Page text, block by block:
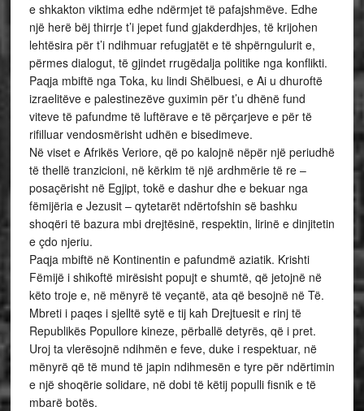
e shkakton viktima edhe ndërmjet të pafajshmëve. Edhe
një herë bëj thirrje t’i jepet fund gjakderdhjes, të krijohen
lehtësira për t’i ndihmuar refugjatët e të shpërngulurit e,
përmes dialogut, të gjindet rrugëdalja politike nga konflikti.
Paqja mbiftë nga Toka, ku lindi Shëlbuesi, e Ai u dhuroftë
izraelitëve e palestinezëve guximin për t’u dhënë fund
viteve të pafundme të luftërave e të përçarjeve e për të
rifilluar vendosmërisht udhën e bisedimeve.
Në viset e Afrikës Veriore, që po kalojnë nëpër një periudhë
të thellë tranzicioni, në kërkim të një ardhmërie të re –
posaçërisht në Egjipt, tokë e dashur dhe e bekuar nga
fëmijëria e Jezusit – qytetarët ndërtofshin së bashku
shoqëri të bazura mbi drejtësinë, respektin, lirinë e dinjitetin
e çdo njeriu.
Paqja mbiftë në Kontinentin e pafundmë aziatik. Krishti
Fëmijë i shikoftë mirësisht popujt e shumtë, që jetojnë në
këto troje e, në mënyrë të veçantë, ata që besojnë në Të.
Mbreti i paqes i sjelltë sytë e tij kah Drejtuesit e rinj të
Republikës Popullore kineze, përballë detyrës, që i pret.
Uroj ta vlerësojnë ndihmën e feve, duke i respektuar, në
mënyrë që të mund të japin ndihmesën e tyre për ndërtimin
e një shoqërie solidare, në dobi të këtij populli fisnik e të
mbarë botës.